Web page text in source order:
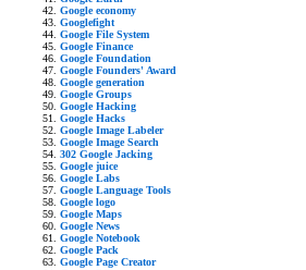
Google economy
Googlefight
Google File System
Google Finance
Google Foundation
Google Founders' Award
Google generation
Google Groups
Google Hacking
Google Hacks
Google Image Labeler
Google Image Search
302 Google Jacking
Google juice
Google Labs
Google Language Tools
Google logo
Google Maps
Google News
Google Notebook
Google Pack
Google Page Creator